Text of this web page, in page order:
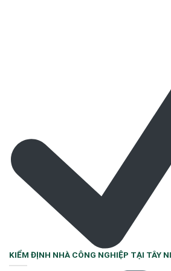
KIỂM ĐỊNH NHÀ CÔNG NGHIỆP TẠI TÂY